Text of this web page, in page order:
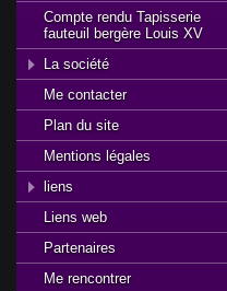
Compte rendu Tapisserie
fauteuil bergère Louis XV
La société
Me contacter
Plan du site
Mentions légales
liens
Liens web
Partenaires
Me rencontrer